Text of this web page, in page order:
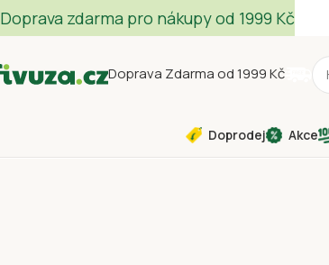
Doprava Zdarma od 1999 Kč
Doprodej Akce
Doprava zdarma pro nákupy od 1999 Kč